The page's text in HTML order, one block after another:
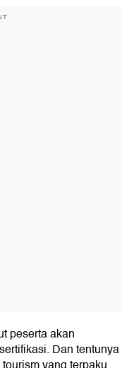
peserta akan
Dan tentunya